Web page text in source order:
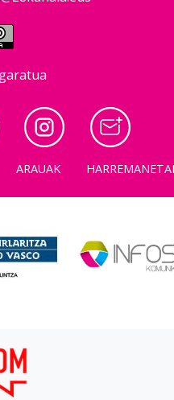
ARAUAK